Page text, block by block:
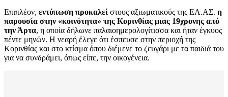
Επιπλέον, εντύπωση προκαλεί στους αξιωματικούς της ΕΛ.ΑΣ. η
παρουσία στην «κοινότητα» της Κορινθίας μιας 19χρονης από
την Άρτα, η οποία δήλωνε παλαιοημερολογίτισσα και ήταν έγκυος
πέντε μηνών. Η νεαρή έλεγε ότι έσπευσε στην περιοχή της
Κορινθίας και στο κτίσμα όπου διέμενε το ζευγάρι με τα παιδιά του
για να συνδράμει, όπως είπε, την οικογένεια.